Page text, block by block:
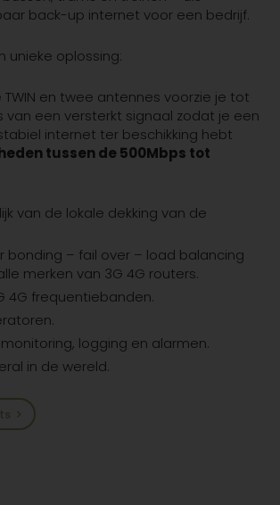
back-up internet voor een bedrijf.
unieke oplossing:
en twee antennes voorzie je tot
van een versterkt signaal zodat je een
internet ter beschikking hebt
tussen de 500Mbps tot
van de lokale dekking van de
bonding – fail over – load balancing
merken van 3G 4G routers.
4G frequentiebanden.
logging en alarmen.
in de wereld.